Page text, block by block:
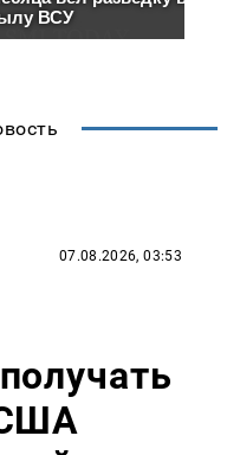
07.08.2026, 03:53